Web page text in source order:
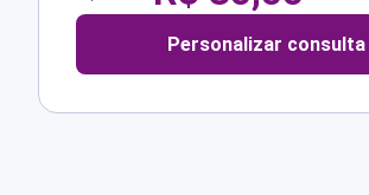
Personalizar consulta